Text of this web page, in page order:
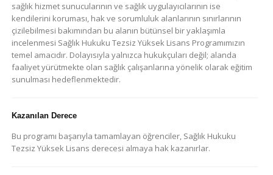
sağlık hizmet sunucularının ve sağlık uygulayıcılarının ise
kendilerini koruması, hak ve sorumluluk alanlarının sınırlarının
çizilebilmesi bakımından bu alanın bütünsel bir yaklaşımla
incelenmesi Sağlık Hukuku Tezsiz Yüksek Lisans Programımızın
temel amacıdır. Dolayısıyla yalnızca hukukçuları değil; alanda
faaliyet yürütmekte olan sağlık çalışanlarına yönelik olarak eğitim
sunulması hedeflenmektedir.
Kazanılan Derece
Bu programı başarıyla tamamlayan öğrenciler, Sağlık Hukuku
Tezsiz Yüksek Lisans derecesi almaya hak kazanırlar.